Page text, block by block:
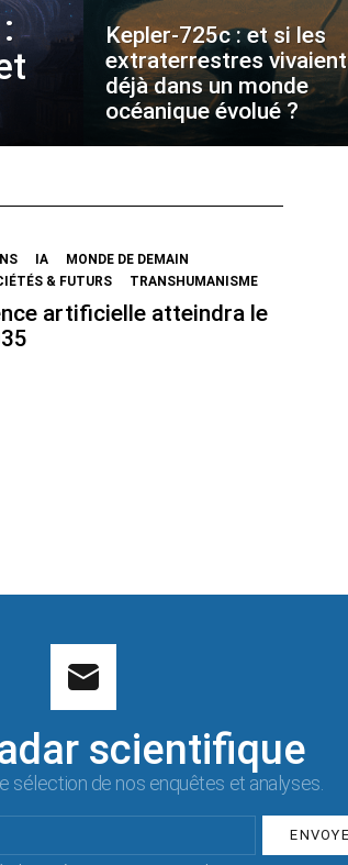
Kepler-725c : et si les
extraterrestres vivaient
déjà dans un monde
océanique évolué ?
IA
MONDE DE DEMAIN
& FUTURS TRANSHUMANISME
artificielle atteindra le
scientifique
sélection de nos enquêtes et analyses.